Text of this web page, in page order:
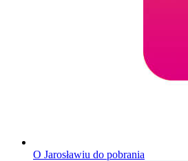
O Jarosławiu do pobrania